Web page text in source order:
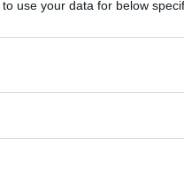
use your data for below
Frasi Sullo Sport
morale